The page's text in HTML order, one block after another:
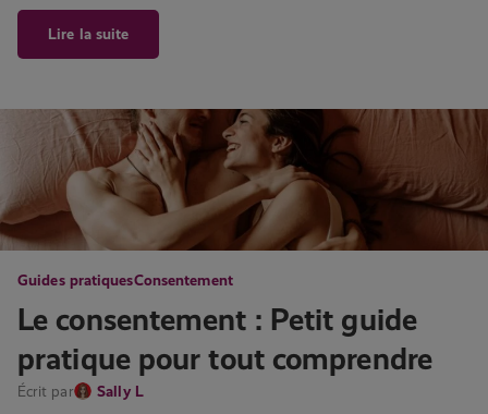
Lire la suite
Guides pratiquesConsentement
Le consentement : Petit guide
pratique pour tout comprendre
Écrit par Sally L